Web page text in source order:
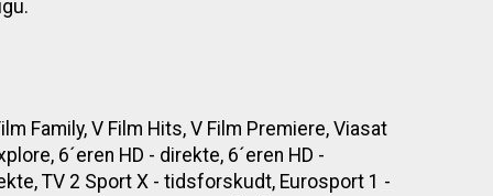
Family, V Film Hits, V Film Premiere, Viasat
6´eren HD - direkte, 6´eren HD -
TV 2 Sport X - tidsforskudt, Eurosport 1 -